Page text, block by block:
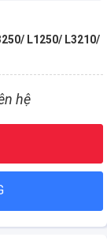
L1250/ L3210/
hệ